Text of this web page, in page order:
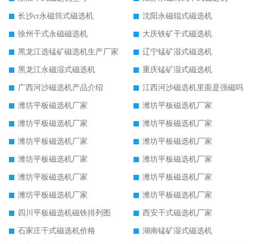
长沙ct永磁筒式磁选机
沈阳永磁辊式磁选机
徐州干式永磁磁选机
大庆铁矿干式磁选机
黑龙江选锰矿磁选机生产厂家
辽宁锰矿湿式磁选机
黑龙江永磁湿式磁选机
重庆锰矿湿式磁选机
广西河沙磁选机产品介绍
江西河沙磁选机里面是强磁吗
潍坊平板磁选机厂家
潍坊平板磁选机厂家
潍坊平板磁选机厂家
潍坊平板磁选机厂家
潍坊平板磁选机厂家
潍坊平板磁选机厂家
潍坊平板磁选机厂家
潍坊平板磁选机厂家
潍坊平板磁选机厂家
潍坊平板磁选机厂家
潍坊平板磁选机厂家
潍坊平板磁选机厂家
四川平板磁选机磁铁排列图
西安干式磁选机厂家
石家庄干式磁选机价格
湖南锰矿湿式磁选机